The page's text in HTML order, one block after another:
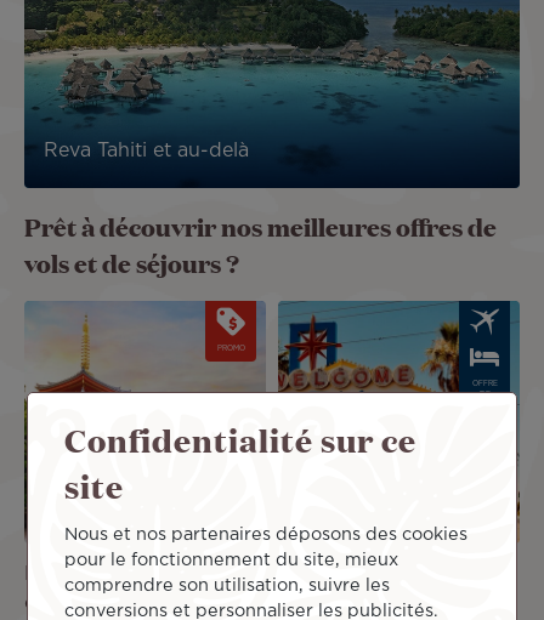
Reva Tahiti et au-delà
Prêt à découvrir nos meilleures offres de
vols et de séjours ?
PROMO
Le Japon revient avec un
code promo !
Image
OFFRE
DE
Voyage à Deux à Las
Vegas
Confidentialité sur ce
site
Nous et nos partenaires déposons des cookies
pour le fonctionnement du site, mieux
comprendre son utilisation, suivre les
conversions et personnaliser les publicités.